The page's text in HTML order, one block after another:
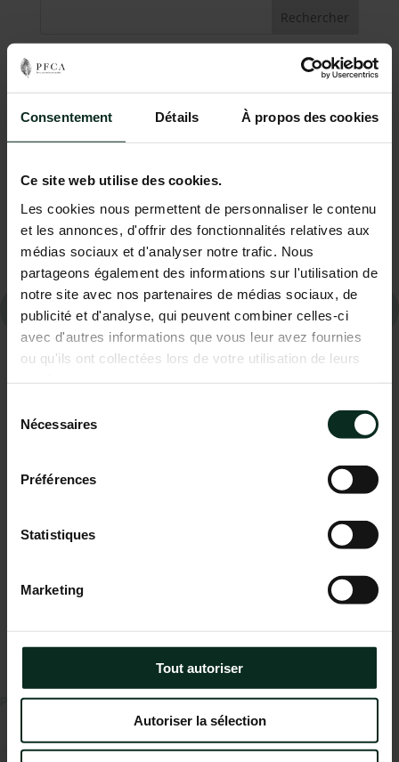
Consentement Détails À propos des cookies
Ce site web utilise des cookies.
Les cookies nous permettent de personnaliser le contenu
et les annonces, d'offrir des fonctionnalités relatives aux
médias sociaux et d'analyser notre trafic. Nous
partageons également des informations sur l'utilisation de
notre site avec nos partenaires de médias sociaux, de
publicité et d'analyse, qui peuvent combiner celles-ci
avec d'autres informations que vous leur avez fournies
ou qu'ils ont collectées lors de votre utilisation de leurs
Nécessaires
Préférences
Statistiques
Marketing
Tout autoriser
Autoriser la sélection
Rechercher
Articles récents
Commentaires
récents
Aucun commentaire à afficher.
Contactez-nous
02 98 34 18 00
P.F.C.A Pompes Funèbres des Communes Associées
Itinéraire